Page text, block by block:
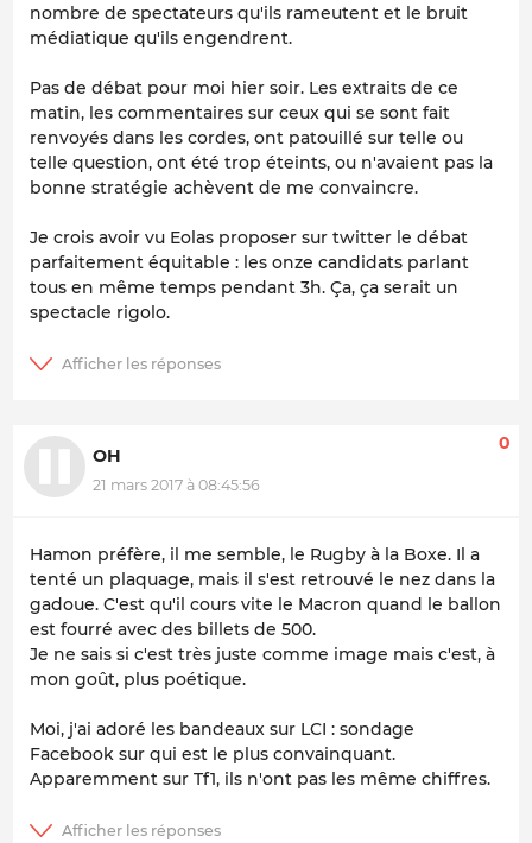
nombre de spectateurs qu'ils rameutent et le bruit
médiatique qu'ils engendrent.
Pas de débat pour moi hier soir. Les extraits de ce
matin, les commentaires sur ceux qui se sont fait
renvoyés dans les cordes, ont patouillé sur telle ou
telle question, ont été trop éteints, ou n'avaient pas la
bonne stratégie achèvent de me convaincre.
Je crois avoir vu Eolas proposer sur twitter le débat
parfaitement équitable : les onze candidats parlant
tous en même temps pendant 3h. Ça, ça serait un
spectacle rigolo.
OH
21 mars 2017 à 08:45:56
0
Hamon préfère, il me semble, le Rugby à la Boxe. Il a
tenté un plaquage, mais il s'est retrouvé le nez dans la
gadoue. C'est qu'il cours vite le Macron quand le ballon
est fourré avec des billets de 500.
Je ne sais si c'est très juste comme image mais c'est, à
mon goût, plus poétique.
Moi, j'ai adoré les bandeaux sur LCI : sondage
Facebook sur qui est le plus convainquant.
Apparemment sur Tf1, ils n'ont pas les même chiffres.